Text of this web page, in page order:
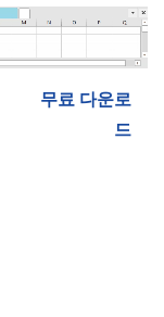
무료 다운로
드